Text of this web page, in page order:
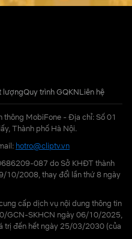
lượngQuy trình GQKNLiên hệ
thông MobiFone - Địa chỉ: Số 01
Thành phố Hà Nội.
hotro@cliptv.vn
087 do Sở KHĐT thành
10/2008, thay đổi lần thứ 8 ngày
cấp dịch vụ nội dung thông tin
GCN-SKHCN ngày 06/10/2025,
trị đến hết ngày 25/03/2030 (của